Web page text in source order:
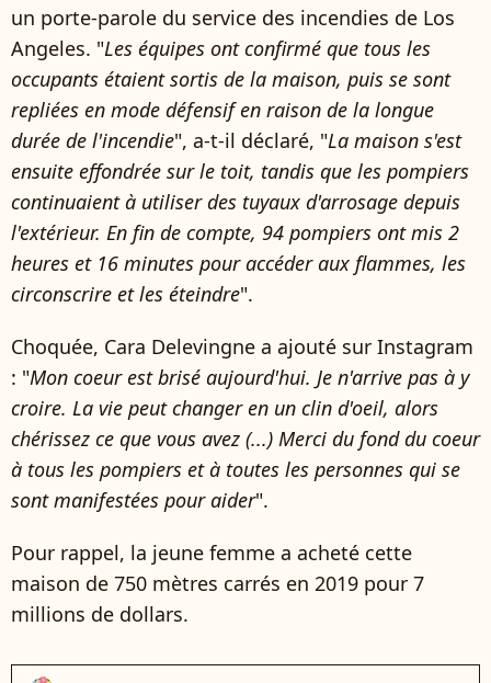
un porte-parole du service des incendies de Los
Angeles. "Les équipes ont confirmé que tous les
occupants étaient sortis de la maison, puis se sont
repliées en mode défensif en raison de la longue
durée de l'incendie", a-t-il déclaré, "La maison s'est
ensuite effondrée sur le toit, tandis que les pompiers
continuaient à utiliser des tuyaux d'arrosage depuis
l'extérieur. En fin de compte, 94 pompiers ont mis 2
heures et 16 minutes pour accéder aux flammes, les
circonscrire et les éteindre".
Choquée, Cara Delevingne a ajouté sur Instagram
: "Mon coeur est brisé aujourd'hui. Je n'arrive pas à y
croire. La vie peut changer en un clin d'oeil, alors
chérissez ce que vous avez (...) Merci du fond du coeur
à tous les pompiers et à toutes les personnes qui se
sont manifestées pour aider".
Pour rappel, la jeune femme a acheté cette
maison de 750 mètres carrés en 2019 pour 7
millions de dollars.